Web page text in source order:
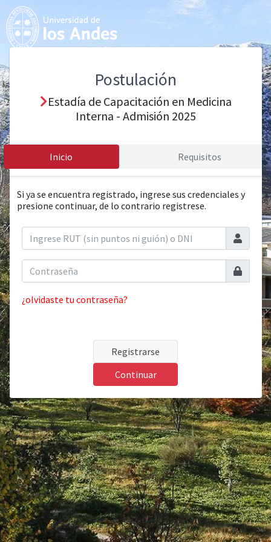
Postulación
Estadía de Capacitación en Medicina
Interna - Admisión 2025
Inicio Requisitos
Si ya se encuentra registrado, ingrese sus credenciales y
presione continuar, de lo contrario registrese.
¿olvidaste tu contraseña?
Registrarse
Continuar